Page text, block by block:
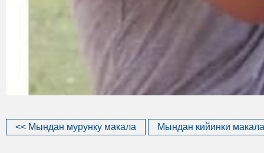
<< Мындан мурунку макала Мындан кийинки